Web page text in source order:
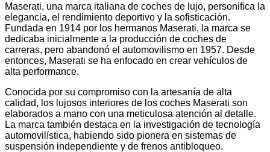
Maserati, una marca italiana de coches de lujo, personifica la
elegancia, el rendimiento deportivo y la sofisticación.
Fundada en 1914 por los hermanos Maserati, la marca se
dedicaba inicialmente a la producción de coches de
carreras, pero abandonó el automovilismo en 1957. Desde
entonces, Maserati se ha enfocado en crear vehículos de
alta performance.
Conocida por su compromiso con la artesanía de alta
calidad, los lujosos interiores de los coches Maserati son
elaborados a mano con una meticulosa atención al detalle.
La marca también destaca en la investigación de tecnología
automovilística, habiendo sido pionera en sistemas de
suspensión independiente y de frenos antibloqueo.